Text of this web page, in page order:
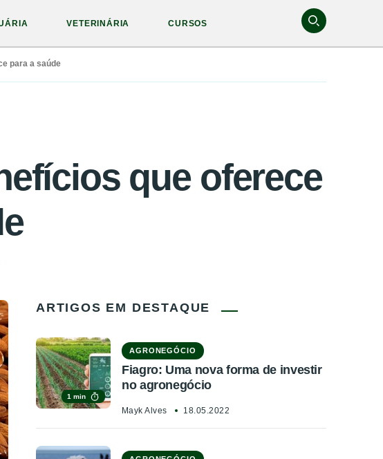
VETERINÁRIA CURSOS
para a saúde
que oferece
ARTIGOS EM DESTAQUE
1 min
AGRONEGÓCIO
Fiagro: Uma nova forma de investir
no agronegócio
Mayk Alves 18.05.2022